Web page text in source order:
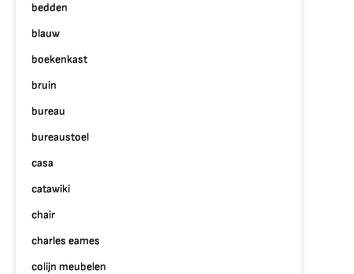
bedden
blauw
boekenkast
bruin
bureau
bureaustoel
casa
catawiki
chair
charles eames
colijn meubelen